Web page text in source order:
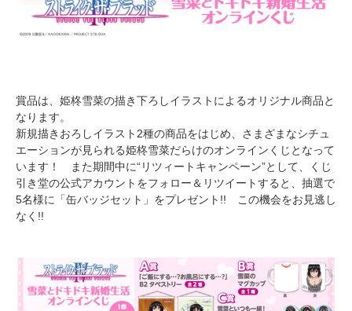
賞品は、姫柊雪菜の描き下ろしイラストによるオリジナル商品と
なります。
新規描きおろしイラスト2種の商品をはじめ、さまざまなシチュ
エーションが見られる姫柊雪菜だらけのオンラインくじとなって
います！ また期間中に“リツィートキャンペーン”として、くじ
引き堂の公式アカウントをフォロー＆リツイートすると、抽選で
5名様に「缶バッジセット」をプレゼント!! この機会をお見逃し
なく!!